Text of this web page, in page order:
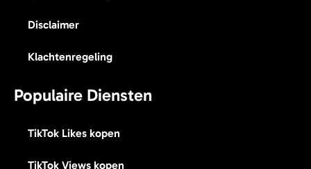
Disclaimer
Klachtenregeling
Populaire Diensten
TikTok Likes kopen
TikTok Views kopen